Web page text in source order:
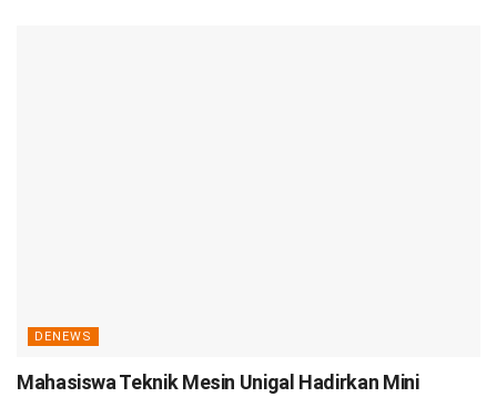
DENEWS
Mahasiswa Teknik Mesin Unigal Hadirkan Mini